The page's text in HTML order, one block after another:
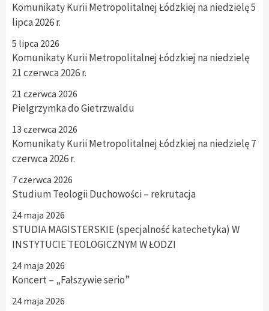
Komunikaty Kurii Metropolitalnej Łódzkiej na niedzielę 5
lipca 2026 r.
5 lipca 2026
Komunikaty Kurii Metropolitalnej Łódzkiej na niedzielę
21 czerwca 2026 r.
21 czerwca 2026
Pielgrzymka do Gietrzwaldu
13 czerwca 2026
Komunikaty Kurii Metropolitalnej Łódzkiej na niedzielę 7
czerwca 2026 r.
7 czerwca 2026
Studium Teologii Duchowości – rekrutacja
24 maja 2026
STUDIA MAGISTERSKIE (specjalność katechetyka) W
INSTYTUCIE TEOLOGICZNYM W ŁODZI
24 maja 2026
Koncert – „Fałszywie serio”
24 maja 2026